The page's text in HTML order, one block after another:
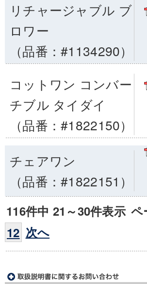
リチャージャブル ブ
ロワー
（品番：#1134290）
コットワン コンバー
チブル タイダイ
（品番：#1822150）
チェアワン
（品番：#1822151）
116件中 21～30件表示 ペ
12 次へ